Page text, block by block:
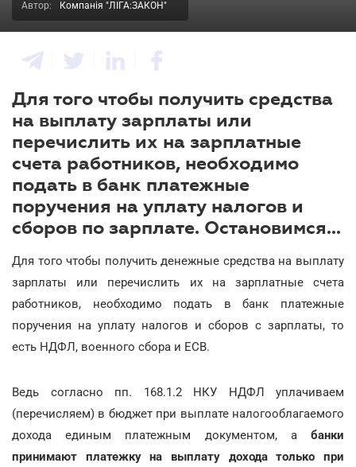
Автор: Компанія "ЛІГА:ЗАКОН"
Для того чтобы получить средства
на выплату зарплаты или
перечислить их на зарплатные
счета работников, необходимо
подать в банк платежные
поручения на уплату налогов и
сборов по зарплате. Остановимся...
Для того чтобы получить денежные средства на выплату
зарплаты или перечислить их на зарплатные счета
работников, необходимо подать в банк платежные
поручения на уплату налогов и сборов с зарплаты, то
есть НДФЛ, военного сбора и ЕСВ.
Ведь согласно пп. 168.1.2 НКУ НДФЛ уплачиваем
(перечисляем) в бюджет при выплате налогооблагаемого
дохода единым платежным документом, а банки
принимают платежку на выплату дохода только при